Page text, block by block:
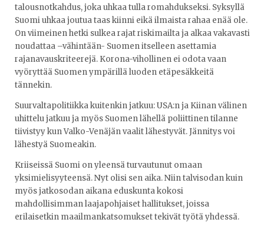
talousnotkahdus, joka uhkaa tulla romahdukseksi. Syksyllä
Suomi uhkaa joutua taas kiinni eikä ilmaista rahaa enää ole.
On viimeinen hetki sulkea rajat riskimailta ja alkaa vakavasti
noudattaa –vähintään- Suomen itselleen asettamia
rajanavauskriteerejä. Korona-vihollinen ei odota vaan
vyöryttää Suomen ympärillä luoden etäpesäkkeitä
tännekin.
Suurvaltapolitiikka kuitenkin jatkuu: USA:n ja Kiinan välinen
uhittelu jatkuu ja myös Suomen lähellä poliittinen tilanne
tiivistyy kun Valko-Venäjän vaalit lähestyvät. Jännitys voi
lähestyä Suomeakin.
Kriiseissä Suomi on yleensä turvautunut omaan
yksimielisyyteensä. Nyt olisi sen aika. Niin talvisodan kuin
myös jatkosodan aikana eduskunta kokosi
mahdollisimman laajapohjaiset hallitukset, joissa
erilaisetkin maailmankatsomukset tekivät työtä yhdessä.